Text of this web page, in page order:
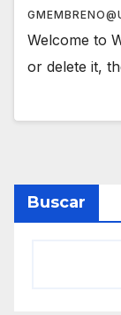
Welcome to
or delete it,
Buscar